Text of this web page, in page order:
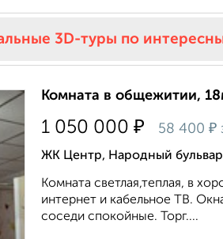
3D-туры по
Комната в общежитии,
1 050 000 ₽ 58 400 ₽
ЖК Центр, Народный бульвар
Комната светлая,теплая, в
интернет и кабельное ТВ.
соседи спокойные. Торг....